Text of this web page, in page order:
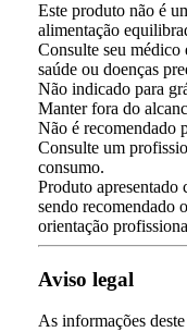
Este produto não é
alimentação
Consulte seu médico
saúde ou doenças
Não indicado para
Manter fora do
Não é recomendado
Consulte um
consumo.
Produto apresentado
sendo recomendado
orientação
Aviso legal
As informações